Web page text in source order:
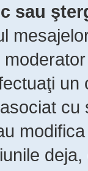
sau
cu